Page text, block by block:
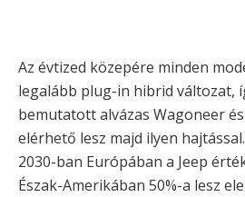
Az évtized közepére minden
legalább plug-in hibrid változat,
bemutatott alvázas Wagoneer
elérhető lesz majd ilyen
2030-ban Európában a Jeep
Észak-Amerikában 50%-a lesz